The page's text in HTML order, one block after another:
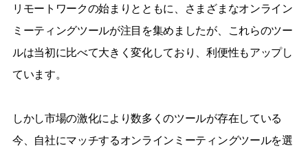
リモートワークの始まりとともに、さまざまなオンライン
ミーティングツールが注目を集めましたが、これらのツー
ルは当初に比べて大きく変化しており、利便性もアップし
ています。
しかし市場の激化により数多くのツールが存在している
今、自社にマッチするオンラインミーティングツールを選